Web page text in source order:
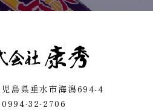
島県垂水市海潟694-4
0994-32-2706